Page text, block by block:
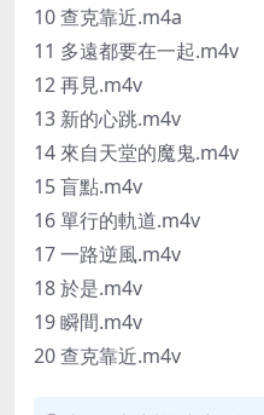
10 查克靠近.m4a
11 多遠都要在一起.m4v
12 再見.m4v
13 新的心跳.m4v
14 來自天堂的魔鬼.m4v
15 盲點.m4v
16 單行的軌道.m4v
17 一路逆風.m4v
18 於是.m4v
19 瞬間.m4v
20 查克靠近.m4v